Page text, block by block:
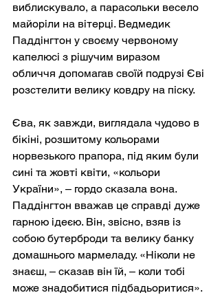
виблискувало, а парасольки весело
майоріли на вітерці. Ведмедик
Паддінгтон у своєму червоному
капелюсі з рішучим виразом
обличчя допомагав своїй подрузі Єві
розстелити велику ковдру на піску.
Єва, як завжди, виглядала чудово в
бікіні, розшитому кольорами
норвезького прапора, під яким були
сині та жовті квіти, «кольори
України», – гордо сказала вона.
Паддінгтон вважав це справді дуже
гарною ідеєю. Він, звісно, взяв із
собою бутерброди та велику банку
домашнього мармеладу. «Ніколи не
знаєш, – сказав він їй, – коли тобі
може знадобитися підбадьоритися».